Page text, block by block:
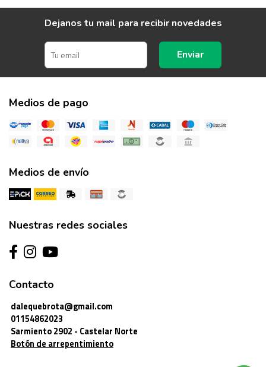
Dejanos tu mail para recibir novedades
Enviar
Medios de pago
Medios de envío
Nuestras redes sociales
Contacto
dalequebrota@gmail.com
01154862023
Sarmiento 2902 - Castelar Norte
Botón de arrepentimiento